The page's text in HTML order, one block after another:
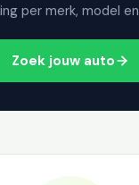
per merk, model
Zoek jouw auto